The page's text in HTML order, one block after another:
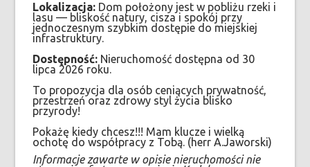
Lokalizacja: Dom położony jest w pobliżu rzeki i
lasu — bliskość natury, cisza i spokój przy
jednoczesnym szybkim dostępie do miejskiej
infrastruktury.
Dostępność: Nieruchomość dostępna od 30
lipca 2026 roku.
To propozycja dla osób ceniących prywatność,
przestrzeń oraz zdrowy styl życia blisko
przyrody!
Pokażę kiedy chcesz!!! Mam klucze i wielką
ochotę do współpracy z Tobą. (herr A.Jaworski)
Informacje zawarte w opisie nieruchomości nie